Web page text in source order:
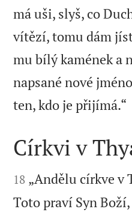
má uši, slyš, co
vítězí, tomu dám
mu bílý kamének a
napsané nové
ten, kdo je přijímá.“

Církvi v

18 „Andělu církve v
Toto praví Syn